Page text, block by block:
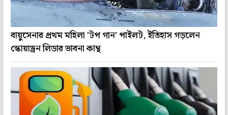
বায়ুসেনার প্রথম মহিলা 'টপ গান' পাইলট, ইতিহাস গড়লেন
স্কোয়াড্রন লিডার ভাবনা কান্থ